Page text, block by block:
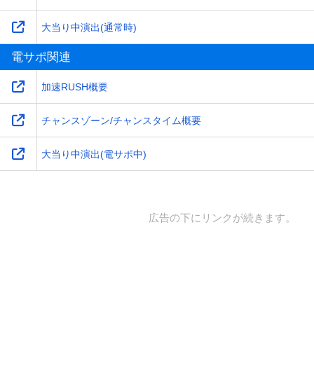
大当り中演出(通常時)
電サポ関連
加速RUSH概要
チャンスゾーン/チャンスタイム概要
大当り中演出(電サポ中)
広告の下にリンクが続きます。